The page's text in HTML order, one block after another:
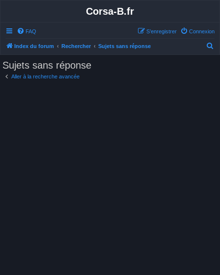
Corsa-B.fr
FAQ Connexion
S’enregistrer
Index du forum Rechercher Sujets sans réponse
Sujets sans réponse
Aller à la recherche avancée